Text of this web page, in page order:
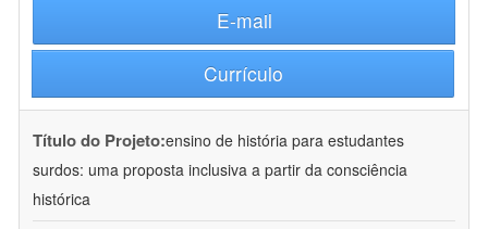
E-mail
Currículo
Título do Projeto:ensino de história para estudantes
surdos: uma proposta inclusiva a partir da consciência
histórica